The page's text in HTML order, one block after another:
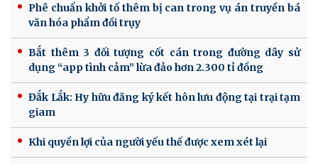
Phê chuẩn khởi tố thêm bị can trong vụ án truyền bá
văn hóa phẩm đồi trụy
Bắt thêm 3 đối tượng cốt cán trong đường dây sử
dụng “app tình cảm” lừa đảo hơn 2.300 tỉ đồng
Đắk Lắk: Hy hữu đăng ký kết hôn lưu động tại trại tạm
giam
Khi quyền lợi của người yếu thế được xem xét lại